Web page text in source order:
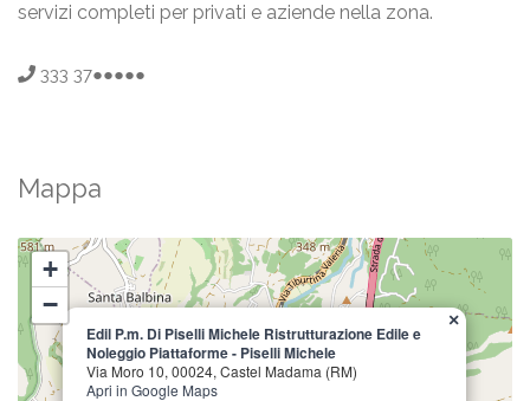
servizi completi per privati e aziende nella zona.
333 37●●●●●
Mappa
Edil P.m. Di Piselli Michele Ristrutturazione Edile e
Noleggio Piattaforme - Piselli Michele
Via Moro 10, 00024, Castel Madama (RM)
Apri in Google Maps
×
+
−